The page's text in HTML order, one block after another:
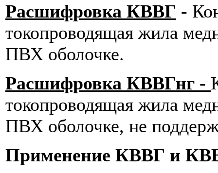
Расшифровка КВВГ -
токопроводящая жила
ПВХ оболочке.
Расшифровка КВВГнг -
токопроводящая жила
ПВХ оболочке, не
Применение КВВГ и